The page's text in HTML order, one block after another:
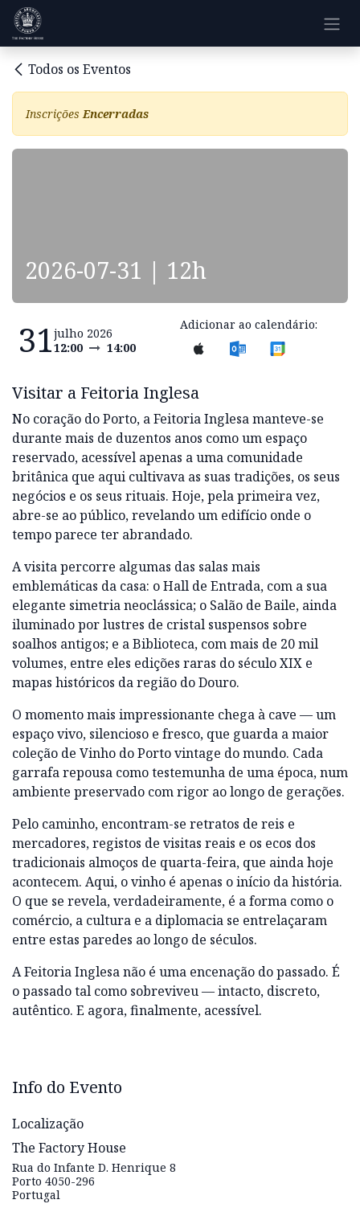
Pular para o conteúdo
Todos os Eventos
Inscrições Encerradas
2026-07-31 | 12h
31julho 2026
12:00
14:00
Adicionar ao calendário:
Visitar a Feitoria Inglesa
No coração do Porto, a Feitoria Inglesa manteve-se
durante mais de duzentos anos como um espaço
reservado, acessível apenas a uma comunidade
britânica que aqui cultivava as suas tradições, os seus
negócios e os seus rituais. Hoje, pela primeira vez,
abre-se ao público, revelando um edifício onde o
tempo parece ter abrandado.
A visita percorre algumas das salas mais
emblemáticas da casa: o Hall de Entrada, com a sua
elegante simetria neoclássica; o Salão de Baile, ainda
iluminado por lustres de cristal suspensos sobre
soalhos antigos; e a Biblioteca, com mais de 20 mil
volumes, entre eles edições raras do século XIX e
mapas históricos da região do Douro.
O momento mais impressionante chega à cave — um
espaço vivo, silencioso e fresco, que guarda a maior
coleção de Vinho do Porto vintage do mundo. Cada
garrafa repousa como testemunha de uma época, num
ambiente preservado com rigor ao longo de gerações.
Pelo caminho, encontram-se retratos de reis e
mercadores, registos de visitas reais e os ecos dos
tradicionais almoços de quarta-feira, que ainda hoje
acontecem. Aqui, o vinho é apenas o início da história.
O que se revela, verdadeiramente, é a forma como o
comércio, a cultura e a diplomacia se entrelaçaram
entre estas paredes ao longo de séculos.
A Feitoria Inglesa não é uma encenação do passado. É
o passado tal como sobreviveu — intacto, discreto,
autêntico. E agora, finalmente, acessível.
Info do Evento
Localização
The Factory House
Rua do Infante D. Henrique 8
Porto 4050-296
Portugal